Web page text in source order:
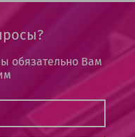
обязательно Вам